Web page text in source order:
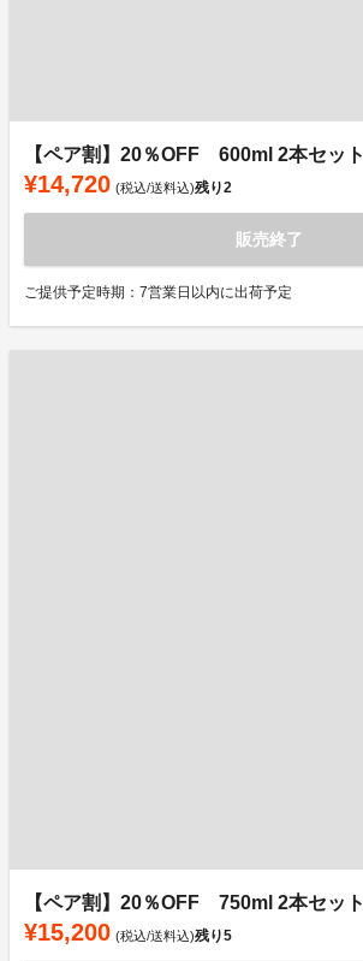
【ペア割】20％OFF 600ml 2本セット
¥14,720 (税込/送料込)残り2
販売終了
ご提供予定時期：7営業日以内に出荷予定
【ペア割】20％OFF 750ml 2本セット
¥15,200 (税込/送料込)残り5